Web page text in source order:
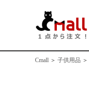
Cmall ＞ 子供用品 ＞